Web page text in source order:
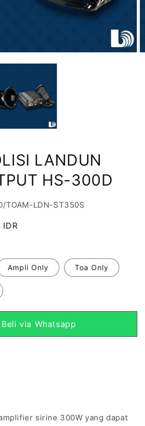
LANDUN
HS-300D
TOAM-LDN-ST350S
Ampli Only Toa Only
Beli via Whatsapp
sirine 300W yang dapat